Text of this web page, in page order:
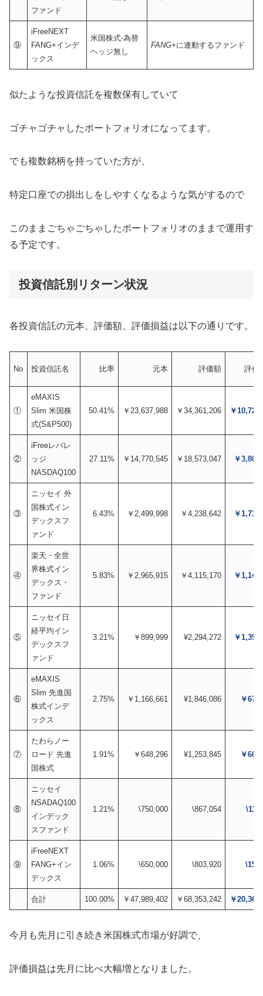
ファンド
⑨
iFreeNEXT
FANG+インデ
ックス
米国株式-為替
ヘッジ無し
FANG+に連動するファンド
似たような投資信託を複数保有していて
ゴチャゴチャしたポートフォリオになってます。
でも複数銘柄を持っていた方が、
特定口座での損出しをしやすくなるような気がするので
このままごちゃごちゃしたポートフォリオのままで運用す
る予定です。
投資信託別リターン状況
各投資信託の元本、評価額、評価損益は以下の通りです。
No 投資信託名 比率 元本 評価額 評価
①
eMAXIS
Slim 米国株
式(S&P500)
50.41% ￥23,637,988 ￥34,361,206 ￥
②
iFreeレバレ
ッジ
NASDAQ100
27.11% ￥14,770,545 ￥18,573,047 ￥
③
ニッセイ 外
国株式イン
デックスフ
ァンド
6.43% ￥2,499,998 ￥4,238,642 ￥
④
楽天・全世
界株式イン
デックス・
ファンド
5.83% ￥2,965,915 ￥4,115,170 ￥
⑤
ニッセイ日
経平均イン
デックスフ
ァンド
3.21% ￥899,999 ¥2,294,272 ￥
⑥
eMAXIS
Slim 先進国
株式インデ
ックス
2.75% ￥1,166,661 ¥1,846,086 ￥
⑦
たわらノー
ロード 先進
国株式
1.91% ￥648,296 ¥1,253,845 ￥
⑧
ニッセイ
NSADAQ100
インデック
スファンド
1.21% \750,000 \867,054
⑨
iFreeNEXT
FANG+イン
デックス
1.06% \650,000 \803,920
合計 100.00% ￥47,989,402 ￥68,353,242 ￥
今月も先月に引き続き米国株式市場が好調で、
評価損益は先月に比べ大幅増となりました。